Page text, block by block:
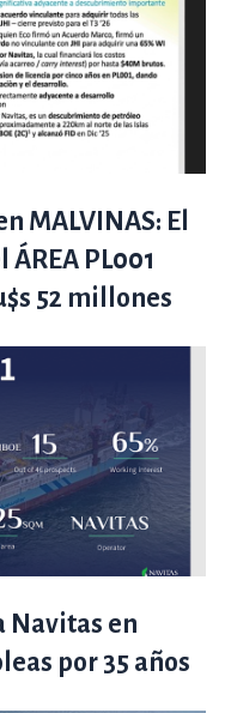
MALVINAS: El
ÁREA PL001
52 millones
Navitas en
por 35 años